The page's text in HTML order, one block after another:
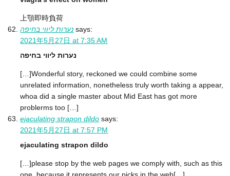
上顎即時負荷
נערות ליווי בחיפה says:
2021年5月27日 at 7:35 AM
נערות ליווי בחיפה
[…]Wonderful story, reckoned we could combine some
unrelated information, nonetheless truly worth taking a appear,
whoa did a single master about Mid East has got more
problerms too […]
ejaculating strapon dildo says:
2021年5月27日 at 7:57 PM
ejaculating strapon dildo
[…]please stop by the web pages we comply with, such as this